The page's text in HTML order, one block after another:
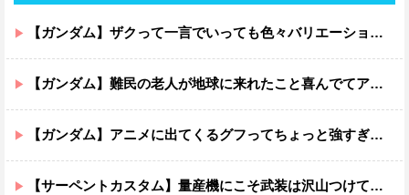
【ガンダム】ザクって一言でいっても色々バリエーションがあるよね
【ガンダム】難民の老人が地球に来れたこと喜んでてアレ？連邦もやってることヤバくない？ってなる
【ガンダム】アニメに出てくるグフってちょっと強すぎじゃない？
【サーペントカスタム】量産機にこそ武装は沢山つけてほしいよね